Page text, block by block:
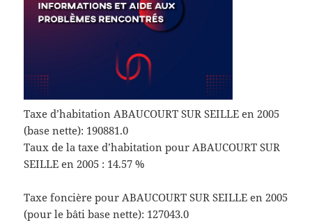
Taxe d’habitation ABAUCOURT SUR SEILLE en 2005
(base nette): 190881.0
Taux de la taxe d’habitation pour ABAUCOURT SUR
SEILLE en 2005 : 14.57 %
Taxe foncière pour ABAUCOURT SUR SEILLE en 2005
(pour le bâti base nette): 127043.0